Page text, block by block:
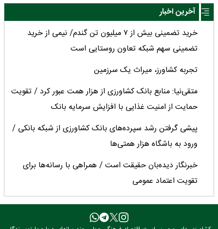
آخرین اخبار
خرید تضمینی بیش از ۷ میلیون تن گندم/ نیمی از خرید
تضمینی سهم شبکه تعاون روستایی است
تجربه کشاورز، میراث یک سرزمین
متقی‌نیا: منابع بانک کشاورزی از هزار همت عبور کرد / تقویت
حمایت از امنیت غذایی با افزایش سرمایه بانک
پیشی گرفتن رشد سپرده‌های بانک کشاورزی از شبکه بانکی /
ورود به باشگاه هزار همتی‌ها
خبرنگار دیده‌بان حقیقت است / همراهی با رسانه‌ها برای
تقویت اعتماد عمومی
امنیت غذایی کشور در سخت‌ترین شرایط دچار خدشه نشد
حضرتی: سال گذشته، سال سختی برای خبرنگاران بود